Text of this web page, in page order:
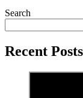
Search
Recent Posts